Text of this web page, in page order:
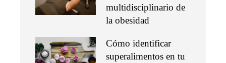
multidisciplinario de
la obesidad
Cómo identificar
superalimentos en tu